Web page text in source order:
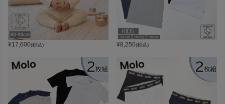
¥17,600(税込) ¥8,250(税込)